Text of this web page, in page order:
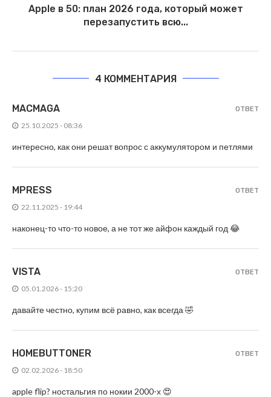
Apple в 50: план 2026 года, который может
перезапустить всю...
4 КОММЕНТАРИЯ
MACMAGA
25.10.2025 - 08:36
интересно, как они решат вопрос с аккумулятором и петлями
ОТВЕТ
MPRESS
22.11.2025 - 19:44
наконец-то что-то новое, а не тот же айфон каждый год 😂
ОТВЕТ
VISTA
05.01.2026 - 15:20
давайте честно, купим всё равно, как всегда 🤣
ОТВЕТ
HOMEBUTTONER
02.02.2026 - 18:50
apple flip? ностальгия по нокии 2000-х 😍
ОТВЕТ